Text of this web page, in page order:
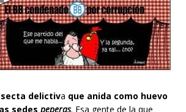
secta delictiva que anida como huevo
sedes peperas. Esa gente de la que